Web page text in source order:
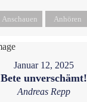
Anschauen Anhören
Januar 12, 2025
Bete unverschämt!
Andreas Repp